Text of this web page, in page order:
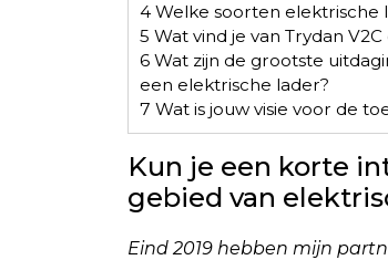
4Welke soorten elektrische
5 Wat vind je van Trydan
6Wat zijn de grootste
een elektrische lader?
7 Wat is jouw visie voor de
Kun je een korte
gebied van
Eind 2019 hebben mijn